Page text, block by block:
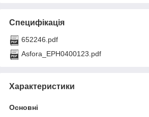
Специфікація
652246.pdf
Asfora_EPH0400123.pdf
Характеристики
Основні